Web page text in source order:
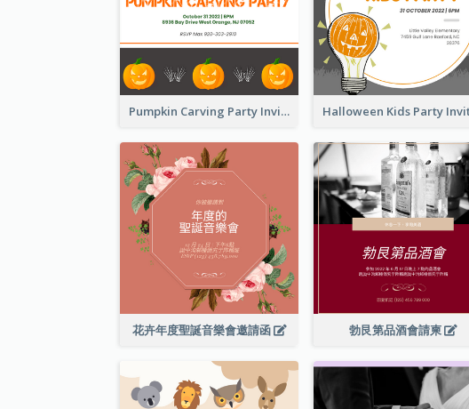
Pumpkin Carving Party Invitation
花卉年度聖誕音樂會邀請函 勃艮第品酒會請柬